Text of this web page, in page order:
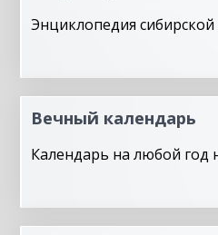
Энциклопедия сибирской
Вечный календарь
Календарь на любой год